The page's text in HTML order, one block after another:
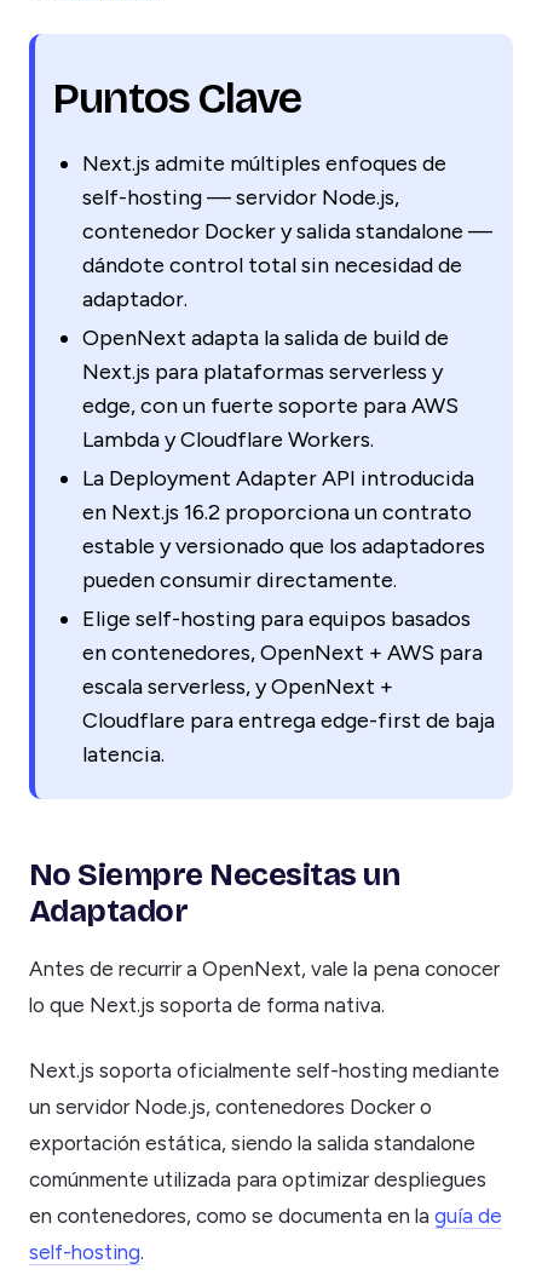
Puntos Clave
Next.js admite múltiples enfoques de
self-hosting — servidor Node.js,
contenedor Docker y salida standalone —
dándote control total sin necesidad de
adaptador.
OpenNext adapta la salida de build de
Next.js para plataformas serverless y
edge, con un fuerte soporte para AWS
Lambda y Cloudflare Workers.
La Deployment Adapter API introducida
en Next.js 16.2 proporciona un contrato
estable y versionado que los adaptadores
pueden consumir directamente.
Elige self-hosting para equipos basados
en contenedores, OpenNext + AWS para
escala serverless, y OpenNext +
Cloudflare para entrega edge-first de baja
latencia.
No Siempre Necesitas un
Adaptador
Antes de recurrir a OpenNext, vale la pena conocer
lo que Next.js soporta de forma nativa.
Next.js soporta oficialmente self-hosting mediante
un servidor Node.js, contenedores Docker o
exportación estática, siendo la salida standalone
comúnmente utilizada para optimizar despliegues
en contenedores, como se documenta en la guía de
self-hosting.